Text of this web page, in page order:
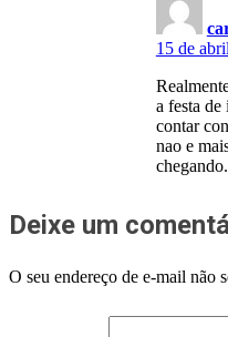
15 de
a festa
contar
nao e
Deixe um
O seu endereço de e-mail não